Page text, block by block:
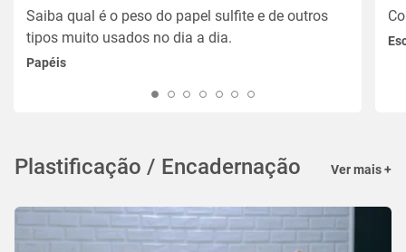
Saiba qual é o peso do papel sulfite e de outros
tipos muito usados no dia a dia.
Papéis
Plastificação / Encadernação Ver mais +